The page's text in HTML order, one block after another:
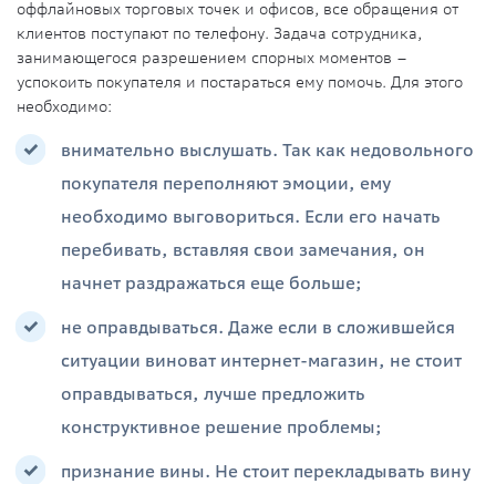
оффлайновых торговых точек и офисов, все обращения от
клиентов поступают по телефону. Задача сотрудника,
занимающегося разрешением спорных моментов –
успокоить покупателя и постараться ему помочь. Для этого
необходимо:
внимательно выслушать. Так как недовольного
покупателя переполняют эмоции, ему
необходимо выговориться. Если его начать
перебивать, вставляя свои замечания, он
начнет раздражаться еще больше;
не оправдываться. Даже если в сложившейся
ситуации виноват интернет-магазин, не стоит
оправдываться, лучше предложить
конструктивное решение проблемы;
признание вины. Не стоит перекладывать вину